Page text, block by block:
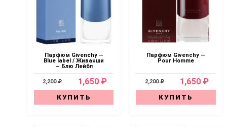
Парфюм Givenchy —
Blue label / Живанши
— Блю Лейбл
2,200 ₽ 1,650 ₽
КУПИТЬ
Парфюм Givenchy —
Pour Homme
2,200 ₽ 1,650 ₽
КУПИТЬ